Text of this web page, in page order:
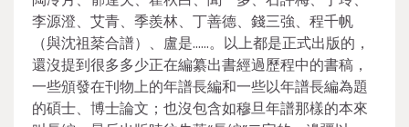
李源澄、艾青、季羨林、丁善德、錢三強、程千帆
（與沈祖棻合譜）、盧是……。以上都是正式出版的，
還沒提到很多多少正在編纂出書經過歷程中的書稿，
一些頒發在刊物上的年譜長編和一些以年譜長編為題
的碩士、博士論文；也沒包含如穆旦年譜那樣的本來